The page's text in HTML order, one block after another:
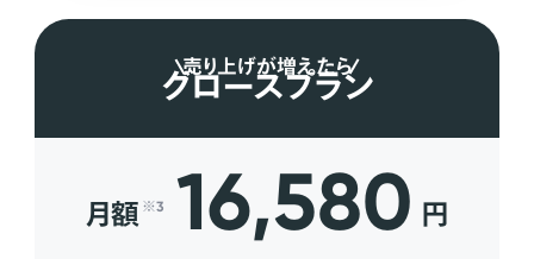
売り上げが増えたら
グロースプラン
月額 ※3 16,580 円